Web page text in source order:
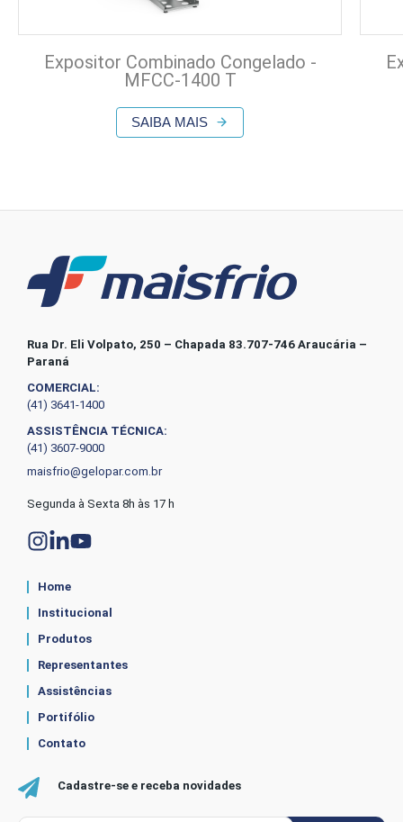
Expositor Combinado Congelado -
MFCC-1400 T
SAIBA MAIS
Rua Dr. Eli Volpato, 250 – Chapada 83.707-746 Araucária –
Paraná
COMERCIAL:
(41) 3641-1400
ASSISTÊNCIA TÉCNICA:
(41) 3607-9000
maisfrio@gelopar.com.br
Segunda à Sexta 8h às 17 h
Home
Institucional
Produtos
Representantes
Assistências
Portifólio
Contato
Cadastre-se e receba novidades